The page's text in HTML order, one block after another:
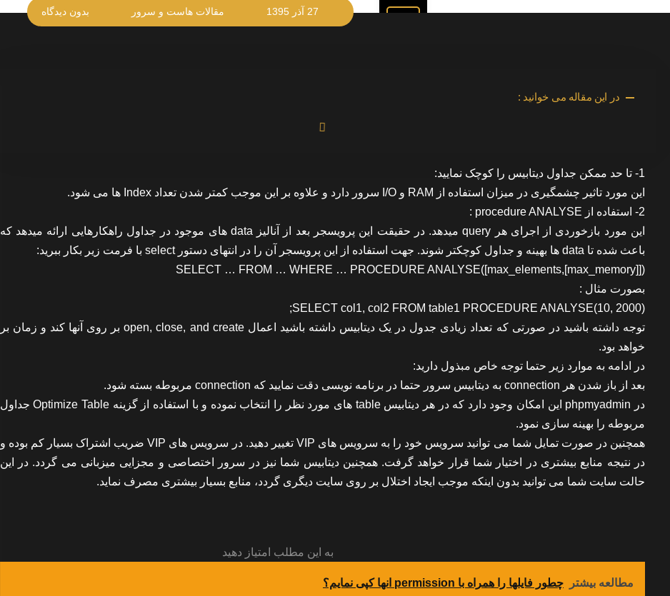
27 آذر 1395 مقالات هاست و سرور بدون دیدگاه
در این مقاله می خوانید :
1- تا حد ممکن جداول دیتابیس را کوچک نمایید:
این مورد تاثیر چشمگیری در میزان استفاده از RAM و I/O سرور دارد و علاوه بر این موجب کمتر شدن تعداد Index ها می شود.
2- استفاده از procedure ANALYSE :
این مورد بازخوردی از اجرای هر query میدهد. در حقیقت این پرویسجر بعد از آنالیز data های موجود در جداول راهکارهایی ارائه میدهد که
باعث شده تا data ها بهینه و جداول کوچکتر شوند. جهت استفاده از این پرویسجر آن را در انتهای دستور select با فرمت زیر بکار ببرید:
SELECT … FROM … WHERE … PROCEDURE ANALYSE([max_elements,[max_memory]])
بصورت مثال :
SELECT col1, col2 FROM table1 PROCEDURE ANALYSE(10, 2000);
توجه داشته باشید در صورتی که تعداد زیادی جدول در یک دیتابیس داشته باشید اعمال open, close, and create بر روی آنها کند و زمان بر
خواهد بود.
در ادامه به موارد زیر حتما توجه خاص مبذول دارید:
بعد از باز شدن هر connection به دیتابیس سرور حتما در برنامه نویسی دقت نمایید که connection مربوطه بسته شود.
در phpmyadmin این امکان وجود دارد که در هر دیتابیس table های مورد نظر را انتخاب نموده و با استفاده از گزینه Optimize Table جداول
مربوطه را بهینه سازی نمود.
همچنین در صورت تمایل شما می توانید سرویس خود را به سرویس های VIP تغییر دهید. در سرویس های VIP ضریب اشتراک بسیار کم بوده و
در نتیجه منابع بیشتری در اختیار شما قرار خواهد گرفت. همچنین دیتابیس شما نیز در سرور اختصاصی و مجزایی میزبانی می گردد. در این
حالت سایت شما می توانید بدون اینکه موجب ایجاد اختلال بر روی سایت دیگری گردد، منابع بسیار بیشتری مصرف نماید.
به این مطلب امتیاز دهید
مطالعه بیشتر چطور فایلها را همراه با permission انها کپی نمایم؟